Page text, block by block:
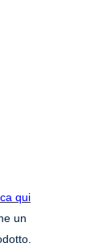
qui
un